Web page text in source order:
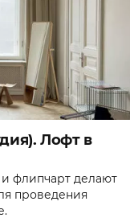
Лофт в
флипчарт делают
проведения